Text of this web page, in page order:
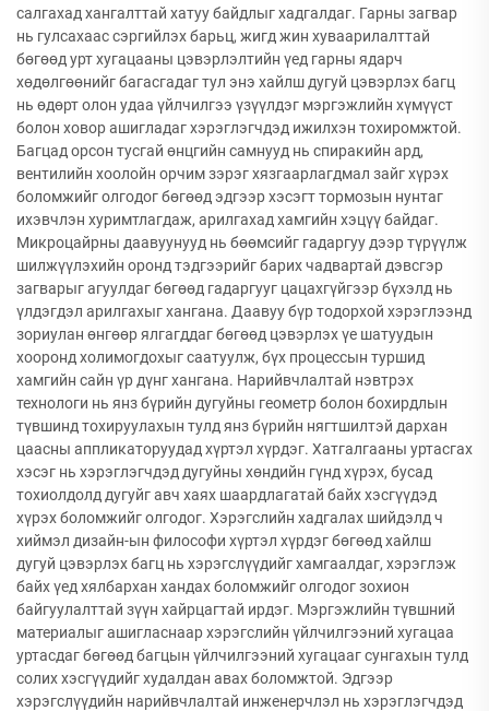
салгахад хангалттай хатуу байдлыг хадгалдаг. Гарны загвар
нь гулсахаас сэргийлэх барьц, жигд жин хуваарилалттай
бөгөөд урт хугацааны цэвэрлэлтийн үед гарны ядарч
хөдөлгөөнийг багасгадаг тул энэ хайлш дугуй цэвэрлэх багц
нь өдөрт олон удаа үйлчилгээ үзүүлдэг мэргэжлийн хүмүүст
болон ховор ашигладаг хэрэглэгчдэд ижилхэн тохиромжтой.
Багцад орсон тусгай өнцгийн самнууд нь спиракийн ард,
вентилийн хоолойн орчим зэрэг хязгаарлагдмал зайг хүрэх
боломжийг олгодог бөгөөд эдгээр хэсэгт тормозын нунтаг
ихэвчлэн хуримтлагдаж, арилгахад хамгийн хэцүү байдаг.
Микроцайрны даавуунууд нь бөөмсийг гадаргуу дээр түрүүлж
шилжүүлэхийн оронд тэдгээрийг барих чадвартай дэвсгэр
загварыг агуулдаг бөгөөд гадаргууг цацахгүйгээр бүхэлд нь
үлдэгдэл арилгахыг хангана. Даавуу бүр тодорхой хэрэглээнд
зориулан өнгөөр ялгагддаг бөгөөд цэвэрлэх үе шатуудын
хооронд холимогдохыг саатуулж, бүх процессын туршид
хамгийн сайн үр дүнг хангана. Нарийвчлалтай нэвтрэх
технологи нь янз бүрийн дугуйны геометр болон бохирдлын
түвшинд тохируулахын тулд янз бүрийн нягтшилтэй дархан
цаасны аппликаторуудад хүртэл хүрдэг. Хатгалгааны уртасгах
хэсэг нь хэрэглэгчдэд дугуйны хөндийн гүнд хүрэх, бусад
тохиолдолд дугуйг авч хаях шаардлагатай байх хэсгүүдэд
хүрэх боломжийг олгодог. Хэрэгслийн хадгалах шийдэлд ч
хиймэл дизайн-ын философи хүртэл хүрдэг бөгөөд хайлш
дугуй цэвэрлэх багц нь хэрэгслүүдийг хамгаалдаг, хэрэглэж
байх үед хялбархан хандах боломжийг олгодог зохион
байгуулалттай зүүн хайрцагтай ирдэг. Мэргэжлийн түвшний
материалыг ашигласнаар хэрэгслийн үйлчилгээний хугацаа
уртасдаг бөгөөд багцын үйлчилгээний хугацааг сунгахын тулд
солих хэсгүүдийг худалдан авах боломжтой. Эдгээр
хэрэгслүүдийн нарийвчлалтай инженерчлэл нь хэрэглэгчдэд